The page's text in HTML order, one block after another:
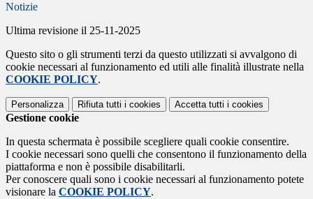
Notizie
Ultima revisione il 25-11-2025
Questo sito o gli strumenti terzi da questo utilizzati si avvalgono di
cookie necessari al funzionamento ed utili alle finalità illustrate nella
COOKIE POLICY.
Personalizza Rifiuta tutti i cookies Accetta tutti i cookies
Gestione cookie
In questa schermata è possibile scegliere quali cookie consentire.
I cookie necessari sono quelli che consentono il funzionamento della
piattaforma e non è possibile disabilitarli.
Per conoscere quali sono i cookie necessari al funzionamento potete
visionare la COOKIE POLICY.